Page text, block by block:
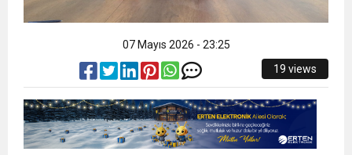
07 Mayıs 2026 - 23:25
19 views